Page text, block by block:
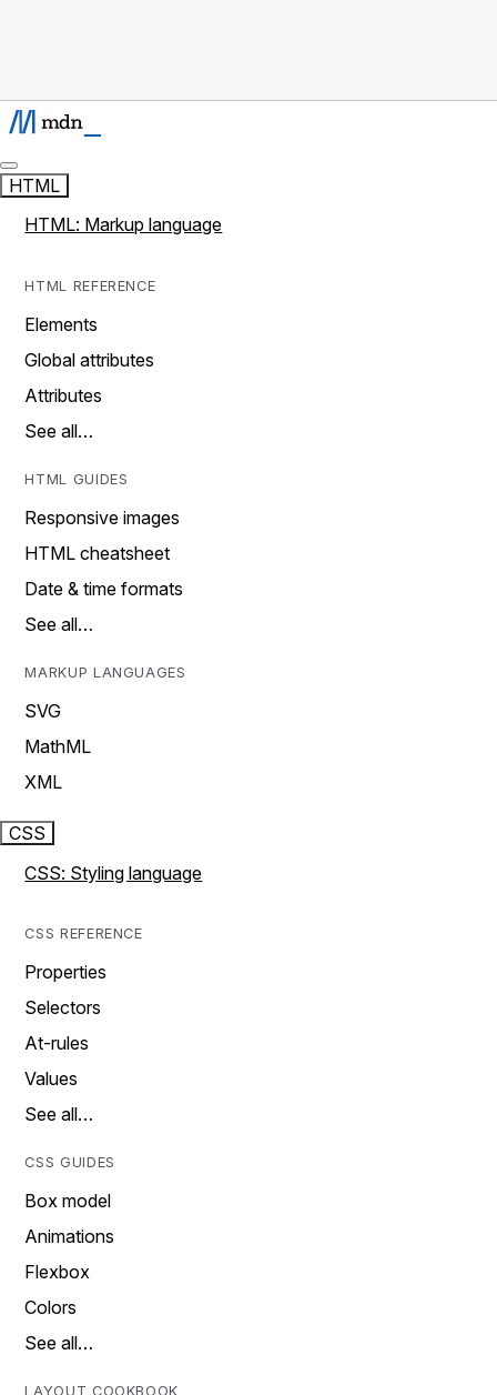
HTML
HTML: Markup language
HTML REFERENCE
Elements
Global attributes
Attributes
See all…
HTML GUIDES
Responsive images
HTML cheatsheet
Date & time formats
See all…
MARKUP LANGUAGES
SVG
MathML
XML
CSS
CSS: Styling language
CSS REFERENCE
Properties
Selectors
At-rules
Values
See all…
CSS GUIDES
Box model
Animations
Flexbox
Colors
See all…
LAYOUT COOKBOOK